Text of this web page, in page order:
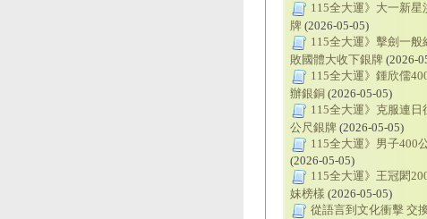
115全大運》大一新
牌 (2026-05-05)
115全大運》擊劍一
敗國體大收下銀牌 (2026-
115全大運》鍾欣儒
辦銀銅 (2026-05-05)
115全大運》克服連
公尺銀牌 (2026-05-05)
115全大運》男子400
(2026-05-05)
115全大運》王冠閎
妹榜樣 (2026-05-05)
從語言到文化衝擊 交